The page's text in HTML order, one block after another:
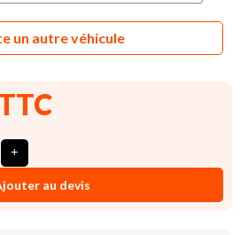
un autre véhicule
au devis